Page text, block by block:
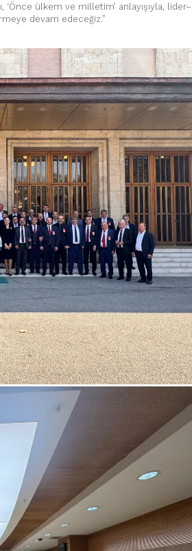
ülkem ve milletim’ anlayışıyla, lider–
devam edeceğiz.”